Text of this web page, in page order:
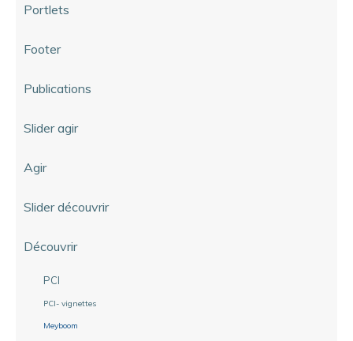
Portlets
Footer
Publications
Slider agir
Agir
Slider découvrir
Découvrir
PCI
PCI- vignettes
Meyboom